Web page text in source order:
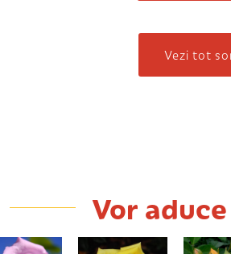
Vezi tot
Vor